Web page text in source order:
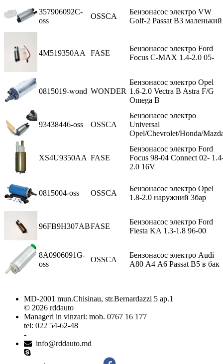
357906092C-
oss
OSSCA
Бензонасос электро VW
Golf-2 Passat В3 маленький
4M519350AA FASE
Бензонасос электро Ford
Focus C-MAX 1.4-2.0 05-
0815019-wond WONDER
Бензонасос электро Opel
1.6-2.0 Vectra B Astra F/G
Omega В
93438446-oss OSSCA
Бензонасос электро
Universal
Opel/Chevrolet/Honda/
XS4U9350AA FASE
Бензонасос электро Ford
Focus 98-04 Connect 02-
2.0 16V
0815004-oss OSSCA
Бензонасос электро Opel
1.8-2.0 наружний 3бар
96FB9H307ABFASE
Бензонасос электро Ford
Fiesta KA 1.3-1.8 96-00
8A0906091G-
oss
OSSCA
Бензонасос электро Audi
A80 А4 А6 Passat B5 в бак
MD-2001 mun.Chisinau, str.Bernardazzi 5 ap.1
© 2026 rddauto
Manageri in vinzari: mob. 0767 16 177
tel: 022 54-62-48
-
info@rddauto.md